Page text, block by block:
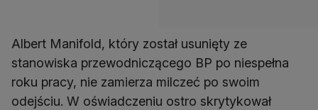
Albert Manifold, który został usunięty ze
stanowiska przewodniczącego BP po niespełna
roku pracy, nie zamierza milczeć po swoim
odejściu. W oświadczeniu ostro skrytykował